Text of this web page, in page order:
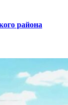
района